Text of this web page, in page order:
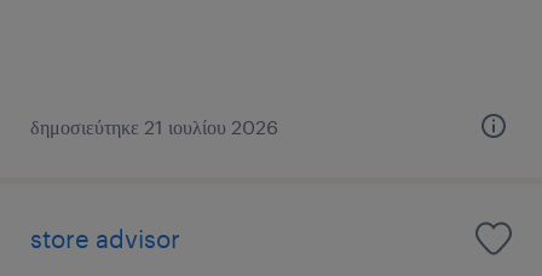
δημοσιεύτηκε 21 ιουλίου 2026
store advisor